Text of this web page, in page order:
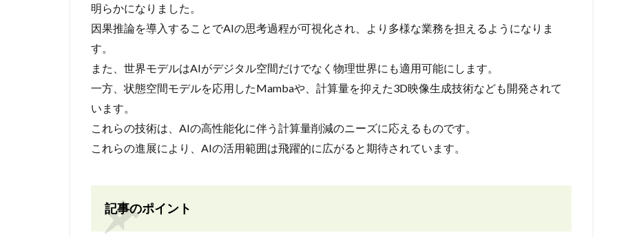
明らかになりました。
因果推論を導入することでAIの思考過程が可視化され、より多様な業務を担えるようになりま
す。
また、世界モデルはAIがデジタル空間だけでなく物理世界にも適用可能にします。
一方、状態空間モデルを応用したMambaや、計算量を抑えた3D映像生成技術なども開発されて
います。
これらの技術は、AIの高性能化に伴う計算量削減のニーズに応えるものです。
これらの進展により、AIの活用範囲は飛躍的に広がると期待されています。
記事のポイント